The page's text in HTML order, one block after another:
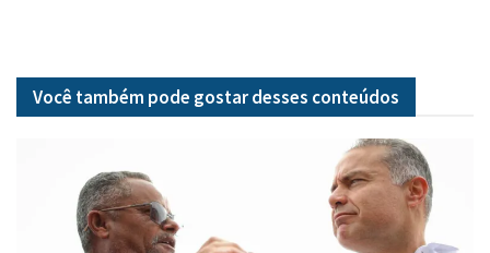
Você também pode gostar desses conteúdos